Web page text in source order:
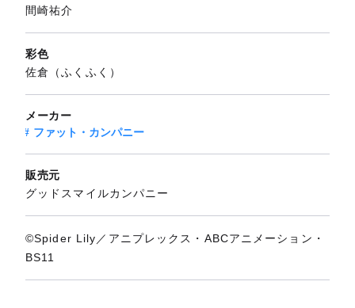
間崎祐介
彩色
佐倉（ふくふく）
メーカー
ファット・カンパニー
販売元
グッドスマイルカンパニー
©Spider Lily／アニプレックス・ABCアニメーション・
BS11